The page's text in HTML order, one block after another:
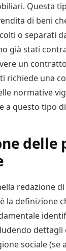
Questa
di beni
o separati
già stati
un
richiede una
normative
a questo tipo
delle
redazione
la definizione
sociale (se